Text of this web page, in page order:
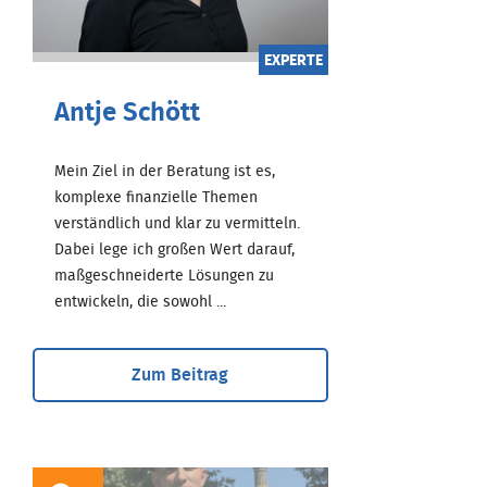
EXPERTE
Antje Schött
Mein Ziel in der Beratung ist es,
komplexe finanzielle Themen
verständlich und klar zu vermitteln.
Dabei lege ich großen Wert darauf,
maßgeschneiderte Lösungen zu
entwickeln, die sowohl ...
Zum Beitrag